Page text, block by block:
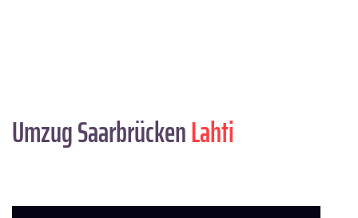
Umzug SaarbrückenLahti